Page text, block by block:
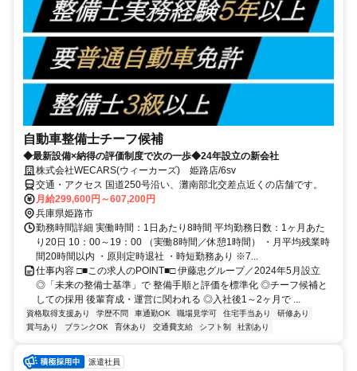
自動車整備士チーフ候補
◆最新設備×納得の評価制度で次の一歩◆24年設立の新会社
株式会社WECARS(ウィーカーズ) 姫路店/6sv
交通・アクセス 国道250号沿い、灘南部北交差点近くの店舗です。
月給299,600円～607,200円
兵庫県姫路市
勤務時間詳細 実働時間：1日あたり8時間 平均勤務日数：1ヶ月あた
り20日 10：00～19：00 （実働8時間／休憩1時間） ・月平均残業時
間20時間以内 ・原則定時退社 ・時短勤務あり ※7...
仕事内容 □■この求人のPOINT■□ 伊藤忠グループ／2024年5月設立
◎「未来の整備士基準」で 整備手順と評価を標準化 ◎チーフ候補と
しての採用 後輩育成・運営に関われる ◎入社後1～2ヶ月で ...
資格取得支援あり 学歴不問 車通勤OK 職場見学可 住宅手当あり
研修あり
賞与あり
ブランクOK 育休あり 交通費支給 シフト制 社割あり
派遣社員